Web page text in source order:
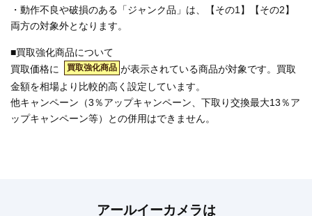
・動作不良や破損のある「ジャンク品」は、【その1】【その2】
両方の対象外となります。
■買取強化商品について
買取価格に
買取強化商品 が表示されている商品が対象です。買取
金額を相場より比較的高く設定しています。
他キャンペーン（3％アップキャンペーン、下取り交換最大13％ア
ップキャンペーン等）との併用はできません。
アールイーカメラは